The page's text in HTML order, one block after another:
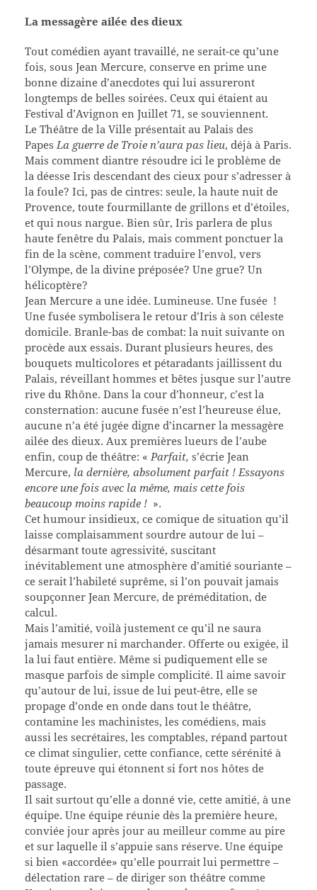
La messagère ailée des dieux
Tout comédien ayant travaillé, ne serait-ce qu’une
fois, sous Jean Mercure, conserve en prime une
bonne dizaine d’anecdotes qui lui assureront
longtemps de belles soirées. Ceux qui étaient au
Festival d’Avignon en Juillet 71, se souviennent.
Le Théâtre de la Ville présentait au Palais des
PapesLa guerre de Troie n’aura pas lieu, déjà à Paris.
Mais comment diantre résoudre ici le problème de
la déesse Iris descendant des cieux pour s’adresser à
la foule? Ici, pas de cintres: seule, la haute nuit de
Provence, toute fourmillante de grillons et d’étoiles,
et qui nous nargue. Bien sûr, Iris parlera de plus
haute fenêtre du Palais, mais comment ponctuer la
fin de la scène, comment traduire l’envol, vers
l’Olympe, de la divine préposée? Une grue? Un
hélicoptère?
Jean Mercure a une idée. Lumineuse. Une fusée !
Une fusée symbolisera le retour d’Iris à son céleste
domicile. Branle-bas de combat: la nuit suivante on
procède aux essais. Durant plusieurs heures, des
bouquets multicolores et pétaradants jaillissent du
Palais, réveillant hommes et bêtes jusque sur l’autre
rive du Rhône. Dans la cour d’honneur, c’est la
consternation: aucune fusée n’est l’heureuse élue,
aucune n’a été jugée digne d’incarner la messagère
ailée des dieux. Aux premières lueurs de l’aube
enfin, coup de théâtre: « Parfait, s’écrie Jean
Mercure, la dernière, absolument parfait ! Essayons
encore une fois avec la même, mais cette fois
beaucoup moins rapide ! ».
Cet humour insidieux, ce comique de situation qu’il
laisse complaisamment sourdre autour de lui –
désarmant toute agressivité, suscitant
inévitablement une atmosphère d’amitié souriante –
ce serait l’habileté suprême, si l’on pouvait jamais
soupçonner Jean Mercure, de préméditation, de
calcul.
Mais l’amitié, voilà justement ce qu’il ne saura
jamais mesurer ni marchander. Offerte ou exigée, il
la lui faut entière. Même si pudiquement elle se
masque parfois de simple complicité. Il aime savoir
qu’autour de lui, issue de lui peut-être, elle se
propage d’onde en onde dans tout le théâtre,
contamine les machinistes, les comédiens, mais
aussi les secrétaires, les comptables, répand partout
ce climat singulier, cette confiance, cette sérénité à
toute épreuve qui étonnent si fort nos hôtes de
passage.
Il sait surtout qu’elle a donné vie, cette amitié, à une
équipe. Une équipe réunie dès la première heure,
conviée jour après jour au meilleur comme au pire
et sur laquelle il s’appuie sans réserve. Une équipe
si bien «accordée» qu’elle pourrait lui permettre –
délectation rare – de diriger son théâtre comme